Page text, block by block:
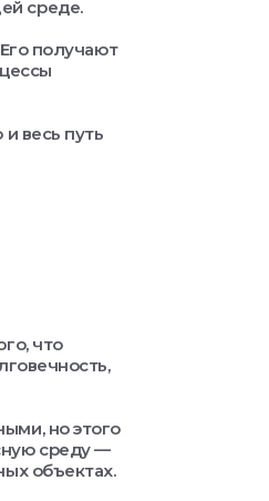
среде.
получают
весь путь
что
но этого
среду —
объектах.